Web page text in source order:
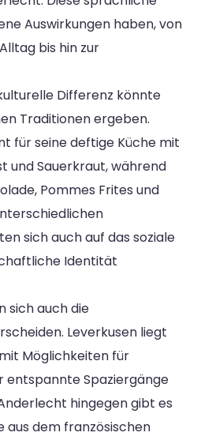
Auswirkungen haben, von
bis hin zur
Differenz könnte
Traditionen ergeben.
für seine deftige Küche mit
und Sauerkraut, während
Pommes Frites und
sich auch auf das soziale
Identität
sich auch die
Leverkusen liegt
Möglichkeiten für
Spaziergänge
hingegen gibt es
aus dem französischen